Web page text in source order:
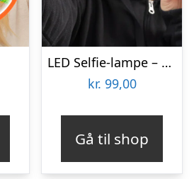
LED Selfie-lampe – Vooni
kr. 99,00
Gå til shop